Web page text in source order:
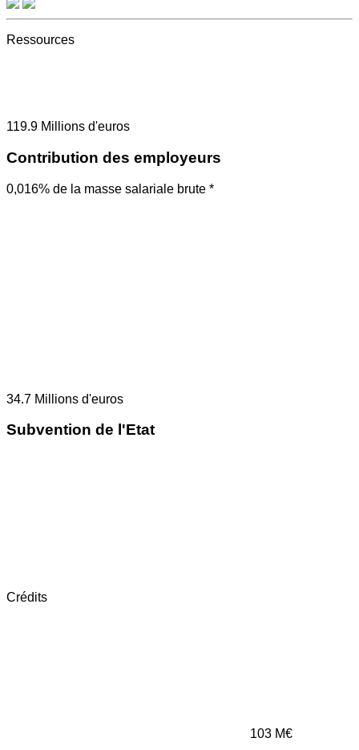
Ressources
119.9 Millions d'euros
Contribution des employeurs
0,016% de la masse salariale brute *
34.7 Millions d'euros
Subvention de l'Etat
Crédits
103 M€